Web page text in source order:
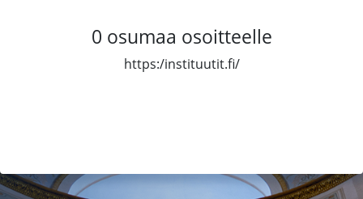
0 osumaa osoitteelle
https:/instituutit.fi/